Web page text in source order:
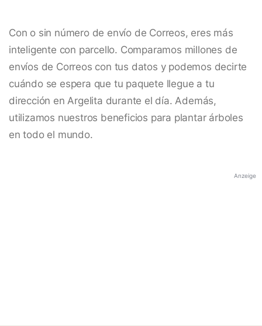
Con o sin número de envío de Correos, eres más
inteligente con parcello. Comparamos millones de
envíos de Correos con tus datos y podemos decirte
cuándo se espera que tu paquete llegue a tu
dirección en Argelita durante el día. Además,
utilizamos nuestros beneficios para plantar árboles
en todo el mundo.
Anzeige